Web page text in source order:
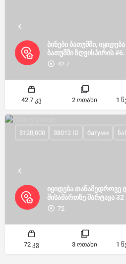
ბინები ბათუმში,
ბათუმში ზღვისპირის #6.
42.7
42.7 კვ 2 ოთახი
იყიდება
მისამართზე შარტავა 32
72
$120,000 38012 ID батуми
72 კვ 3 ოთახი